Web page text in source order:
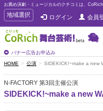
お薦め演劇・ミュージカルのクチコミは、CoRich
T
o
g
g
e
n
a
v
i
g
地域選択 ログイン 会員
バナー広告お申込み
HOME 公演 SIDEKICK!~make a new
N-FACTORY 第3回主催公演
SIDEKICK!~make a new